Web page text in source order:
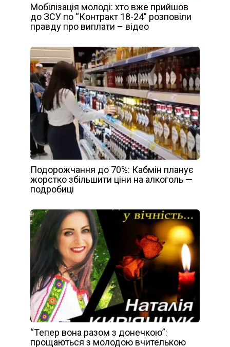
Мобілізація молоді: хто вже прийшов
до ЗСУ по “Контракт 18-24” розповіли
правду про виплати – відео
Подорожчання до 70%: Кабмін планує
жорстко збільшити ціни на алкоголь —
подробиці
“Тепер вона разом з донечкою”:
прощаються з молодою вчителькою